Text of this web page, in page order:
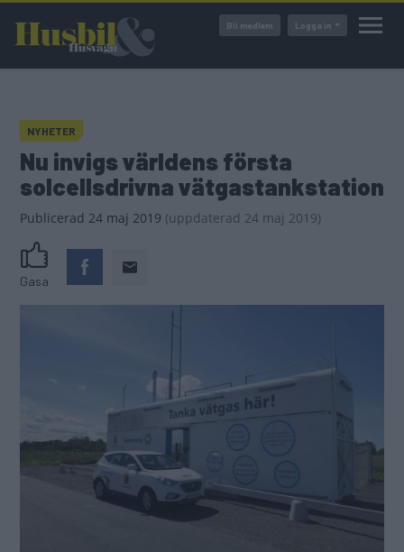
huvudinnehåll
Bli medlem Logga in
NYHETER
Nu invigs världens första
solcellsdrivna vätgastankstation
Publicerad 24 maj 2019 (uppdaterad 24 maj 2019)
Gasa